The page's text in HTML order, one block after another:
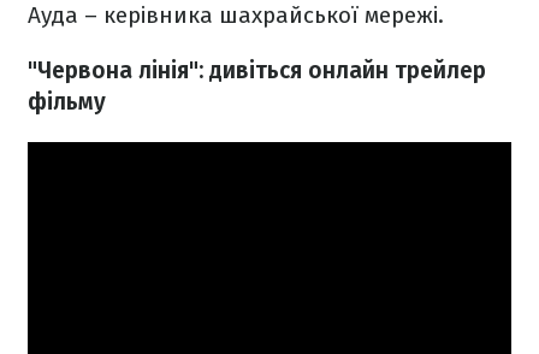
Ауда – керівника шахрайської мережі.
"Червона лінія": дивіться онлайн трейлер
фільму